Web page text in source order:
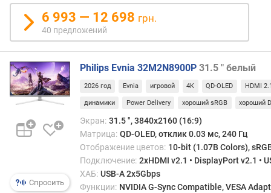
а
в
л
е
и
я
о
к
ч
6 993 — 12 698 грн.
40 предложений
Спросить
Philips Evnia 32M2N8900P 31.5 " белый
2026 год Evnia игровой 4K QD-OLED HDMI
динамики Power Delivery хороший sRGB хороший
Экран: 31.5 ", 3840x2160 (16:9)
Матрица: QD-OLED, отклик 0.03 мс, 240 Гц
Отображение цветов: 10-bit (1.07B Colors),
Подключение: 2xHDMI v2.1 • DisplayPort v2.1 •
ХАБ: USB-A 2x5Gbps
Функции: NVIDIA G-Sync Compatible, VESA